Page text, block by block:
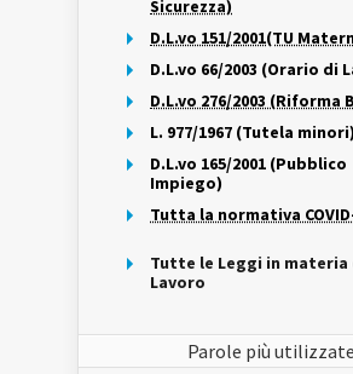
Sicurezza)
D.L.vo 151/2001(TU
D.L.vo 66/2003 (Orario di
D.L.vo 276/2003 (Riforma
L. 977/1967 (Tutela minori)
D.L.vo 165/2001 (Pubblico
Impiego)
Tutta la normativa
Tutte le Leggi in materia
Lavoro
Parole più utilizzate